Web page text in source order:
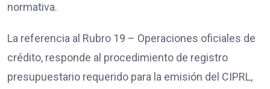
normativa.
La referencia al Rubro 19 – Operaciones oficiales de
crédito, responde al procedimiento de registro
presupuestario requerido para la emisión del CIPRL,